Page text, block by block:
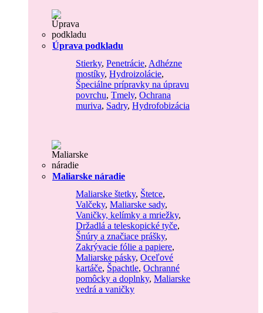
Úprava podkladu
Stierky, Penetrácie, Adhézne
mostíky, Hydroizolácie,
Špeciálne prípravky na úpravu
povrchu, Tmely, Ochrana
muriva, Sadry, Hydrofobizácia
Maliarske náradie
Maliarske štetky, Štetce,
Valčeky, Maliarske sady,
Vaničky, kelímky a mriežky,
Držadlá a teleskopické tyče,
Šnúry a značiace prášky,
Zakrývacie fólie a papiere,
Maliarske pásky, Oceľové
kartáče, Špachtle, Ochranné
pomôcky a doplnky, Maliarske
vedrá a vaničky